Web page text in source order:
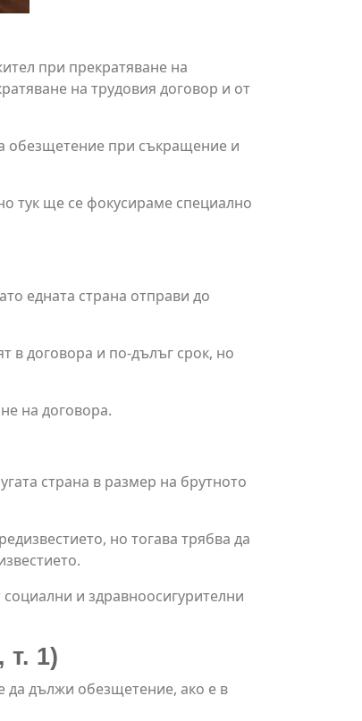
при прекратяване на
на трудовия договор и от
обезщетение при съкращение и
тук ще се фокусираме специално
едната страна отправи до
в договора и по-дълъг срок, но
на договора.
страна в размер на брутното
но тогава трябва да
и здравноосигурителни
т. 1)
да дължи обезщетение, ако е в